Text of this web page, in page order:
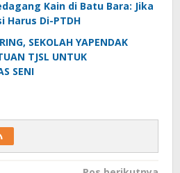
Kain di Batu Bara: Jika
Harus Di-PTDH
SEKOLAH YAPENDAK
TJSL UNTUK
SENI